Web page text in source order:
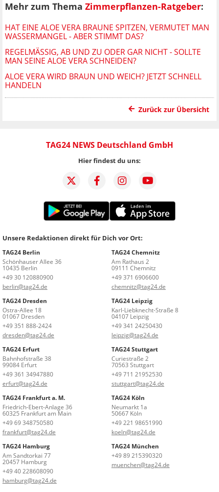
Mehr zum Thema Zimmerpflanzen-Ratgeber:
HAT EINE ALOE VERA BRAUNE SPITZEN, VERMUTET MAN
WASSERMANGEL - ABER STIMMT DAS?
REGELMÄSSIG, AB UND ZU ODER GAR NICHT - SOLLTE M
AN SEINE ALOE VERA SCHNEIDEN?
ALOE VERA WIRD BRAUN UND WEICH? JETZT SCHNELL
HANDELN
Zurück zur Übersicht
TAG24 NEWS Deutschland GmbH
Hier findest du uns:
Unsere Redaktionen direkt für Dich vor Ort:
TAG24 Berlin
Schönhauser Allee 36
10435 Berlin
+49 30 120880900
berlin@tag24.de
TAG24 Chemnitz
Am Rathaus 2
09111 Chemnitz
+49 371 6906600
chemnitz@tag24.de
TAG24 Dresden
Ostra-Allee 18
01067 Dresden
+49 351 888-2424
dresden@tag24.de
TAG24 Leipzig
Karl-Liebknecht-Straße 8
04107 Leipzig
+49 341 24250430
leipzig@tag24.de
TAG24 Erfurt
Bahnhofstraße 38
99084 Erfurt
+49 361 34947880
erfurt@tag24.de
TAG24 Stuttgart
Curiestraße 2
70563 Stuttgart
+49 711 21952530
stuttgart@tag24.de
TAG24 Frankfurt a. M.
Friedrich-Ebert-Anlage 36
60325 Frankfurt am Main
+49 69 348750580
frankfurt@tag24.de
TAG24 Köln
Neumarkt 1a
50667 Köln
+49 221 98651990
koeln@tag24.de
TAG24 Hamburg
Am Sandtorkai 77
20457 Hamburg
+49 40 228608090
hamburg@tag24.de
TAG24 München
+49 89 215390320
muenchen@tag24.de